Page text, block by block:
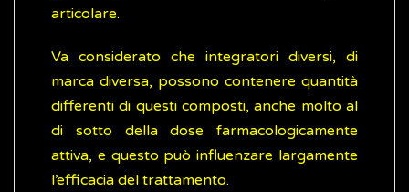
articolare.
Va considerato che integratori diversi, di
marca diversa, possono contenere quantità
differenti di questi composti, anche molto al
di sotto della dose farmacologicamente
attiva, e questo può influenzare largamente
l’efficacia del trattamento.